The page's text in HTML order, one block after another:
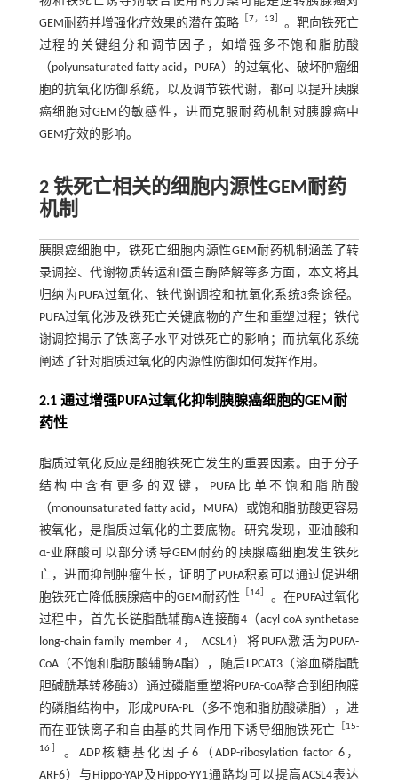
GEM耐药并增强化疗效果的潜在策略 ［7， 13］ 。靶向铁死亡
过程的关键组分和调节因子，如增强多不饱和脂肪酸
（polyunsaturated fatty acid，PUFA）的过氧化、破坏肿瘤细
胞的抗氧化防御系统，以及调节铁代谢，都可以提升胰腺
癌细胞对GEM的敏感性，进而克服耐药机制对胰腺癌中
GEM疗效的影响。
2 铁死亡相关的细胞内源性GEM耐药
机制
胰腺癌细胞中，铁死亡细胞内源性GEM耐药机制涵盖了转
录调控、代谢物质转运和蛋白酶降解等多方面，本文将其
归纳为PUFA过氧化、铁代谢调控和抗氧化系统3条途径。
PUFA过氧化涉及铁死亡关键底物的产生和重塑过程；铁代
谢调控揭示了铁离子水平对铁死亡的影响；而抗氧化系统
阐述了针对脂质过氧化的内源性防御如何发挥作用。
2.1 通过增强PUFA过氧化抑制胰腺癌细胞的GEM耐
药性
脂质过氧化反应是细胞铁死亡发生的重要因素。由于分子
结构中含有更多的双键，PUFA比单不饱和脂肪酸
（monounsaturated fatty acid，MUFA）或饱和脂肪酸更容易
被氧化，是脂质过氧化的主要底物。研究发现，亚油酸和
α-亚麻酸可以部分诱导GEM耐药的胰腺癌细胞发生铁死
亡，进而抑制肿瘤生长，证明了PUFA积累可以通过促进细
胞铁死亡降低胰腺癌中的GEM耐药性 ［14］ 。在PUFA过氧化
过程中，首先长链脂酰辅酶A连接酶4（acyl-coA synthetase
long-chain family member 4， ACSL4）将PUFA激活为PUFA-
CoA（不饱和脂肪酸辅酶A酯），随后LPCAT3（溶血磷脂酰
胆碱酰基转移酶3）通过磷脂重塑将PUFA-CoA整合到细胞膜
的磷脂结构中，形成PUFA-PL（多不饱和脂肪酸磷脂），进
而在亚铁离子和自由基的共同作用下诱导细胞铁死亡 ［15-
16］ 。ADP核糖基化因子6（ADP-ribosylation factor 6，
ARF6）与Hippo-YAP及Hippo-YY1通路均可以提高ACSL4表达